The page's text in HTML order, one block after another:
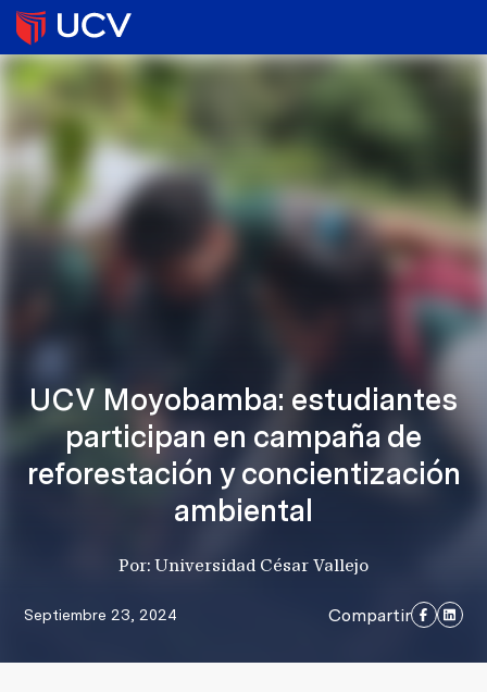
UCV Moyobamba: estudiantes
participan en campaña de
reforestación y concientización
ambiental
Por: Universidad César Vallejo
Septiembre 23, 2024 Compartir